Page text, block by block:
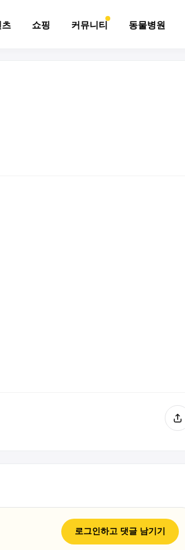
츠 쇼핑 커뮤니티 동물병원
로그인하고 댓글 남기기